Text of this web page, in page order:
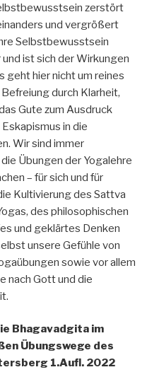
zerstört
und vergrößert
Selbstbewusstsein
ist sich der Wirkungen
geht hier nicht um reines
durch Klarheit,
Gute zum Ausdruck
in die
Wir sind immer
Übungen der Yogalehre
– für sich und für
Kultivierung des Sattva
des philosophischen
und geklärtes Denken
unsere Gefühle von
sowie vor allem
nach Gott und die
Bhagavadgita im
Übungswege des
1.Aufl. 2022